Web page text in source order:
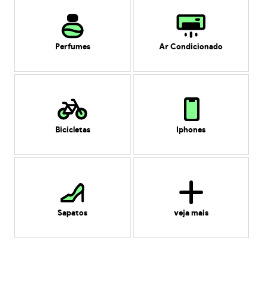
Perfumes Ar Condicionado
Bicicletas Iphones
Sapatos veja mais